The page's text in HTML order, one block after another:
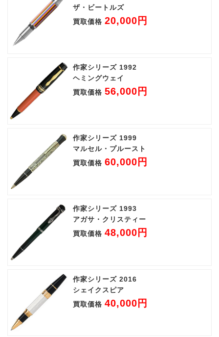
ザ・ビートルズ
買取価格 20,000円
作家シリーズ 1992
ヘミングウェイ
買取価格 56,000円
作家シリーズ 1999
マルセル・プルースト
買取価格 60,000円
作家シリーズ 1993
アガサ・クリスティー
買取価格 48,000円
作家シリーズ 2016
シェイクスピア
買取価格 40,000円